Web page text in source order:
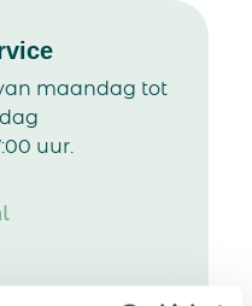
maandag tot
uur.